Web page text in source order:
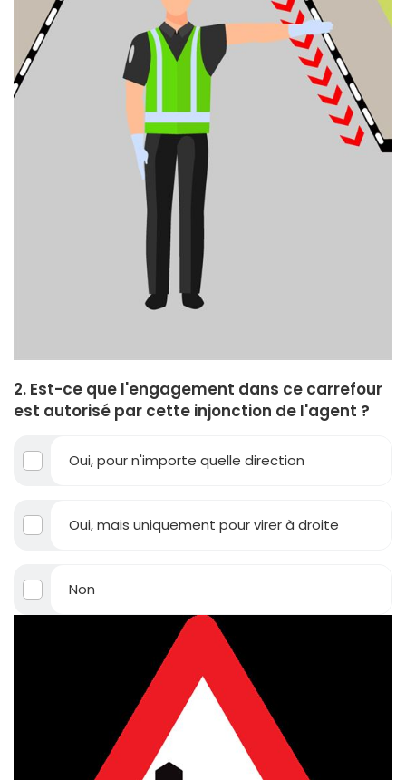
2. Est-ce que l'engagement dans ce carrefour
est autorisé par cette injonction de l'agent ?
Oui, pour n'importe quelle direction
Oui, mais uniquement pour virer à droite
Non